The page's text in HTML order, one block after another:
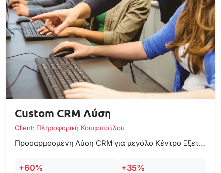
Custom CRM Λύση
Client: Πληροφορική Κουφοπούλου
Προσαρμοσμένη Λύση CRM για μεγάλο Κέντρο Εξετάσεων στην Ελλάδα
+60% +35%